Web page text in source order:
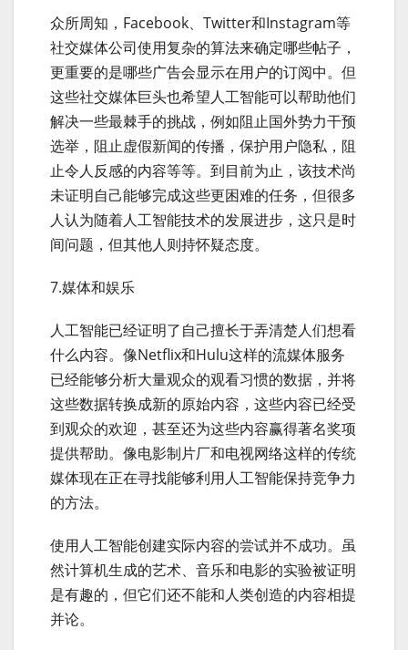
众所周知，Facebook、Twitter和Instagram等
社交媒体公司使用复杂的算法来确定哪些帖子，
更重要的是哪些广告会显示在用户的订阅中。但
这些社交媒体巨头也希望人工智能可以帮助他们
解决一些最棘手的挑战，例如阻止国外势力干预
选举，阻止虚假新闻的传播，保护用户隐私，阻
止令人反感的内容等等。到目前为止，该技术尚
未证明自己能够完成这些更困难的任务，但很多
人认为随着人工智能技术的发展进步，这只是时
间问题，但其他人则持怀疑态度。
7.媒体和娱乐
人工智能已经证明了自己擅长于弄清楚人们想看
什么内容。像Netflix和Hulu这样的流媒体服务
已经能够分析大量观众的观看习惯的数据，并将
这些数据转换成新的原始内容，这些内容已经受
到观众的欢迎，甚至还为这些内容赢得著名奖项
提供帮助。像电影制片厂和电视网络这样的传统
媒体现在正在寻找能够利用人工智能保持竞争力
的方法。
使用人工智能创建实际内容的尝试并不成功。虽
然计算机生成的艺术、音乐和电影的实验被证明
是有趣的，但它们还不能和人类创造的内容相提
并论。